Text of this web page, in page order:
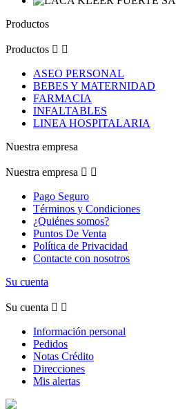
Productos
Productos  
ASEO PERSONAL
BEBES Y MATERNIDAD
FARMACIA
INFALTABLES
LINEA HOSPITALARIA
Nuestra empresa
Nuestra empresa  
Pago Seguro
Términos y Condiciones
¿Quiénes somos?
Puntos De Venta
Política de Privacidad
Contacte con nosotros
Su cuenta
Su cuenta  
Información personal
Pedidos
Notas Crédito
Direcciones
Mis alertas